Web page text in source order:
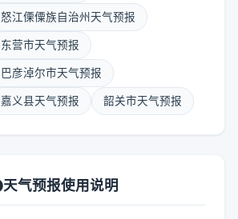
怒江傈僳族自治州天气预报
东营市天气预报
巴彦淖尔市天气预报
嘉义县天气预报 韶关市天气预报
天气预报使用说明